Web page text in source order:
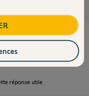
elle aidé ?
réponse utile